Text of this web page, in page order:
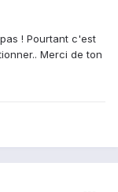
! Pourtant c'est
Merci de ton